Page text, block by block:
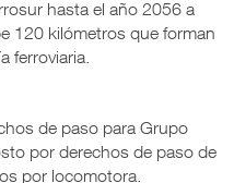
hasta el año 2056 a
120 kilómetros que forman
ferroviaria.
de paso para Grupo
por derechos de paso de
por locomotora.